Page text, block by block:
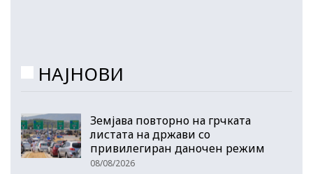
НАЈНОВИ
Земјава повторно на грчката
листата на држави со
привилегиран даночен режим
08/08/2026